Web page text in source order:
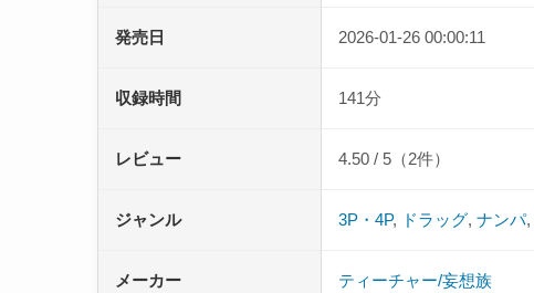
発売日 2026-01-26 00:00:11
収録時間 141分
レビュー 4.50 / 5（2件）
ジャンル 3P・4P, ドラッグ, ナンパ,
メーカー ティーチャー/妄想族